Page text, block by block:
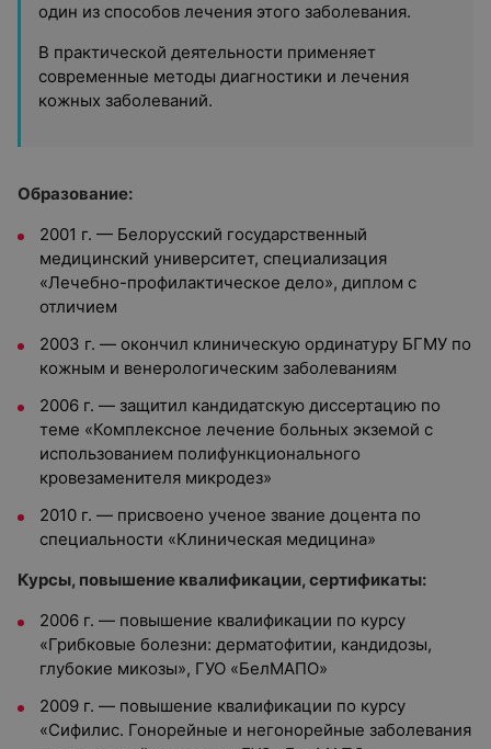
один из способов лечения этого заболевания.
В практической деятельности применяет
современные методы диагностики и лечения
кожных заболеваний.
Образование:
2001 г. — Белорусский государственный
медицинский университет, специализация
«Лечебно-профилактическое дело», диплом с
отличием
2003 г. — окончил клиническую ординатуру БГМУ по
кожным и венерологическим заболеваниям
2006 г. — защитил кандидатскую диссертацию по
теме «Комплексное лечение больных экземой с
использованием полифункционального
кровезаменителя микродез»
2010 г. — присвоено ученое звание доцента по
специальности «Клиническая медицина»
Курсы, повышение квалификации, сертификаты:
2006 г. — повышение квалификации по курсу
«Грибковые болезни: дерматофитии, кандидозы,
глубокие микозы», ГУО «БелМАПО»
2009 г. — повышение квалификации по курсу
«Сифилис. Гонорейные и негонорейные заболевания